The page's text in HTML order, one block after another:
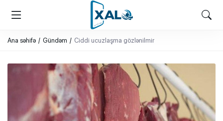
XALQ.ONLINE
ONLAYN PLATFORMA
Ana səhifə Gündəm Ciddi ucuzlaşma gözlənilmir